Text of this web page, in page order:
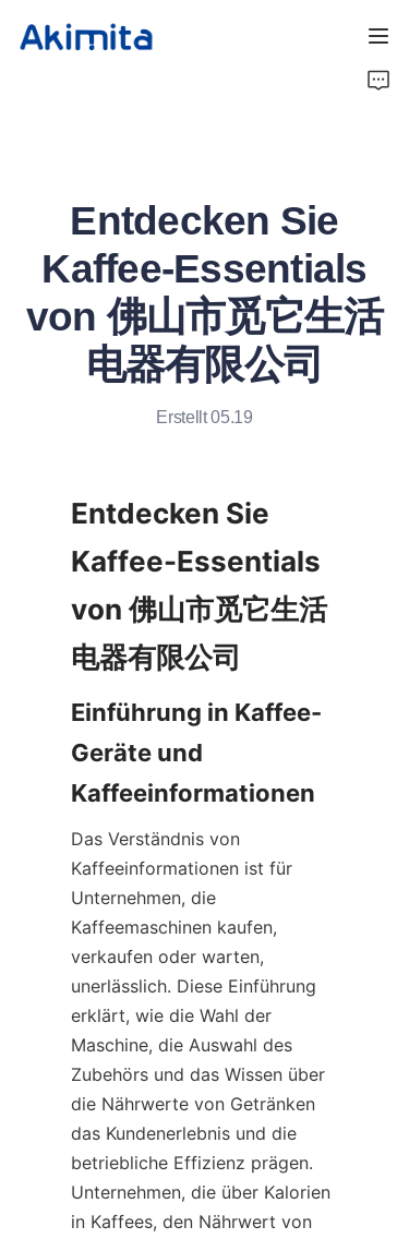
Entdecken Sie
Kaffee-Essentials
von 佛山市觅它生活
电器有限公司
Erstellt 05.19
Entdecken Sie
Kaffee-Essentials
von 佛山市觅它生活
Einführung in Kaffee-
Geräte und
Das Verständnis von
Kaffeeinformationen ist für
Unternehmen, die
Kaffeemaschinen kaufen,
verkaufen oder warten,
unerlässlich. Diese Einführung
erklärt, wie die Wahl der
Maschine, die Auswahl des
Zubehörs und das Wissen über
die Nährwerte von Getränken
das Kundenerlebnis und die
betriebliche Effizienz prägen.
Unternehmen, die über Kalorien
in Kaffees, den Nährwert von
Kaffee Barista
Über uns
Kontakt